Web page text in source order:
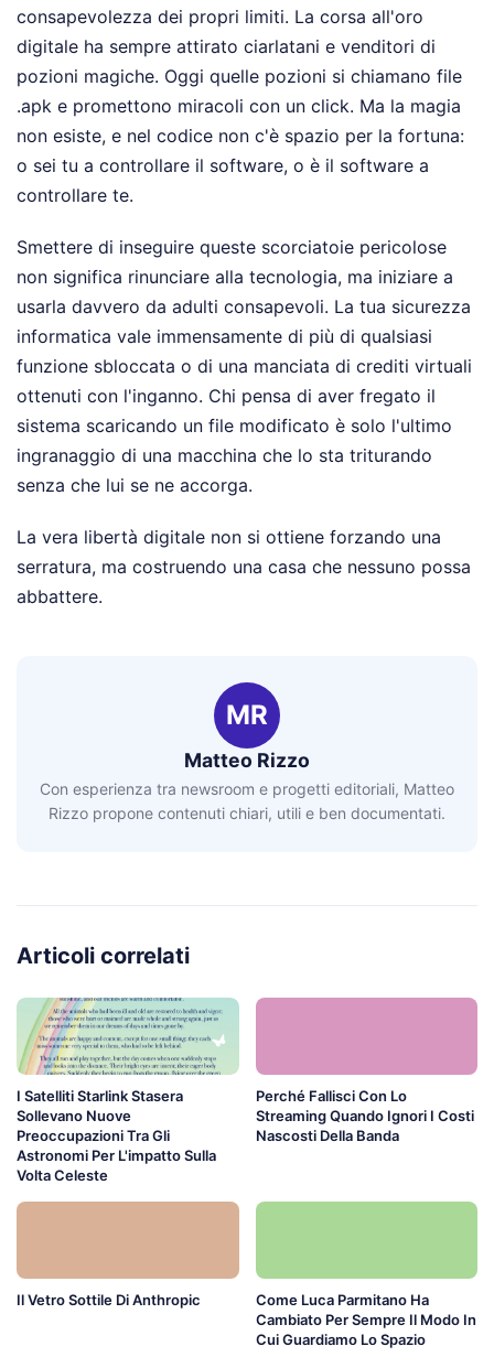
consapevolezza dei propri limiti. La corsa all'oro
digitale ha sempre attirato ciarlatani e venditori di
pozioni magiche. Oggi quelle pozioni si chiamano file
.apk e promettono miracoli con un click. Ma la magia
non esiste, e nel codice non c'è spazio per la fortuna:
o sei tu a controllare il software, o è il software a
controllare te.
Smettere di inseguire queste scorciatoie pericolose
non significa rinunciare alla tecnologia, ma iniziare a
usarla davvero da adulti consapevoli. La tua sicurezza
informatica vale immensamente di più di qualsiasi
funzione sbloccata o di una manciata di crediti virtuali
ottenuti con l'inganno. Chi pensa di aver fregato il
sistema scaricando un file modificato è solo l'ultimo
ingranaggio di una macchina che lo sta triturando
senza che lui se ne accorga.
La vera libertà digitale non si ottiene forzando una
serratura, ma costruendo una casa che nessuno possa
abbattere.
MR
Matteo Rizzo
Con esperienza tra newsroom e progetti editoriali, Matteo
Rizzo propone contenuti chiari, utili e ben documentati.
Articoli correlati
I Satelliti Starlink Stasera
Sollevano Nuove
Preoccupazioni Tra Gli
Astronomi Per L'impatto Sulla
Volta Celeste
Perché Fallisci Con Lo
Streaming Quando Ignori I Costi
Nascosti Della Banda
Il Vetro Sottile Di Anthropic
Come Luca Parmitano Ha
Cambiato Per Sempre Il Modo In
Cui Guardiamo Lo Spazio